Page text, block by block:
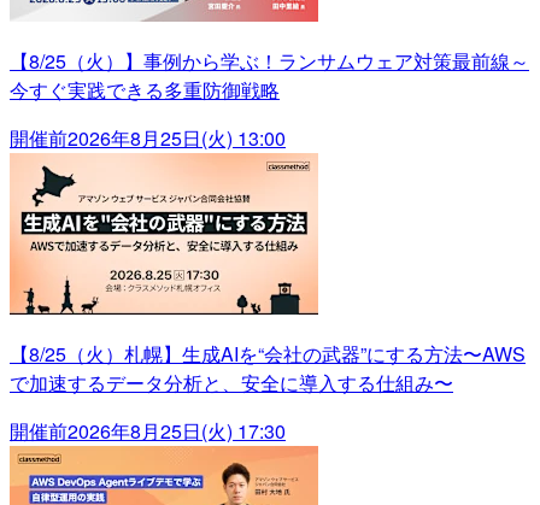
【8/25（火）】事例から学ぶ！ランサムウェア対策最前線～
今すぐ実践できる多重防御戦略
開催前2026年8月25日(火) 13:00
【8/25（火）札幌】生成AIを“会社の武器”にする方法〜AWS
で加速するデータ分析と、安全に導入する仕組み〜
開催前2026年8月25日(火) 17:30